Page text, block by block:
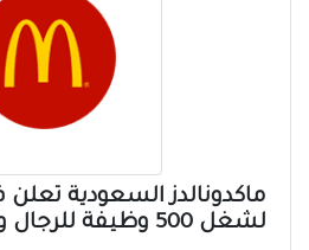
ماكدونالدز السعودية
لشغل 500 وظيفة للرجال والنساء